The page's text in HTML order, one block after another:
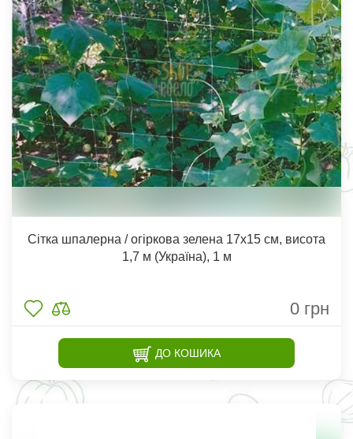
Сітка шпалерна / огіркова зелена 17х15 см, висота
1,7 м (Україна), 1 м
0 грн
ДО КОШИКА